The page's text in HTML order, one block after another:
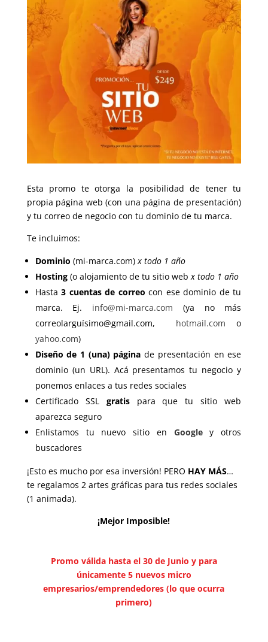
Esta promo te otorga la posibilidad de tener tu
propia página web (con una página de presentación)
y tu correo de negocio con tu dominio de tu marca.
Te incluimos:
Dominio (mi-marca.com)x todo 1 año
Hosting(o alojamiento de tu sitio webx todo 1 año
Hasta3 cuentas de correo con ese dominio de tu
marca. Ej. info@mi-marca.com (ya no más
correolarguísimo@gmail.com, hotmail.com o
yahoo.com)
Diseño de 1 (una) página de presentación en ese
dominio (un URL). Acá presentamos tu negocio y
ponemos enlaces a tus redes sociales
Certificado SSL gratispara que tu sitio web
aparezca seguro
Enlistamos tu nuevo sitio en Googley otros
buscadores
¡Esto es mucho por esa inversión! PERO HAY MÁS…
te regalamos 2 artes gráficas para tus redes sociales
(1 animada).
¡Mejor Imposible!
Promo válida hasta el 30 de Junio y para
únicamente 5 nuevos micro
empresarios/emprendedores (lo que ocurra
primero)